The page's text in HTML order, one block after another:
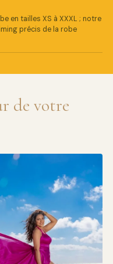
en tailles XS à XXXL ; notre
précis de la robe
de votre